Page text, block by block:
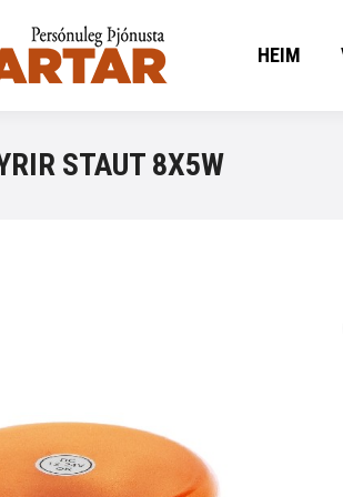
HEIM
STAUT 8X5W